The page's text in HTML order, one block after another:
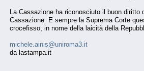
La Cassazione ha riconosciuto il buon
Cassazione. E sempre la Suprema Corte
crocefisso, in nome della laicità della
michele.ainis@uniroma3.it
da lastampa.it